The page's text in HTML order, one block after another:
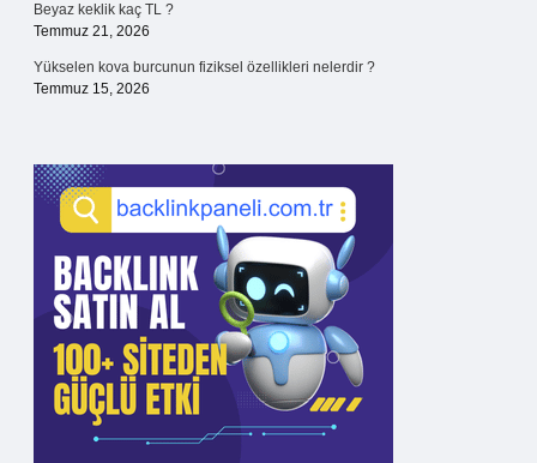
Beyaz keklik kaç TL ?
Temmuz 21, 2026
Yükselen kova burcunun fiziksel özellikleri nelerdir ?
Temmuz 15, 2026